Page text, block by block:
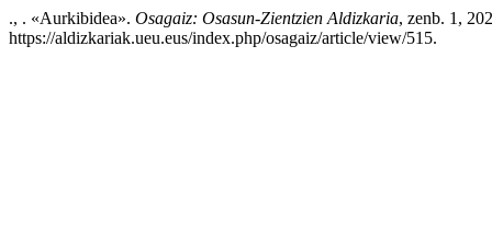
., . «Aurkibidea». Osagaiz: Osasun-Zientzien Aldizkaria, zenb. 1,
https://aldizkariak.ueu.eus/index.php/osagaiz/article/view/515.